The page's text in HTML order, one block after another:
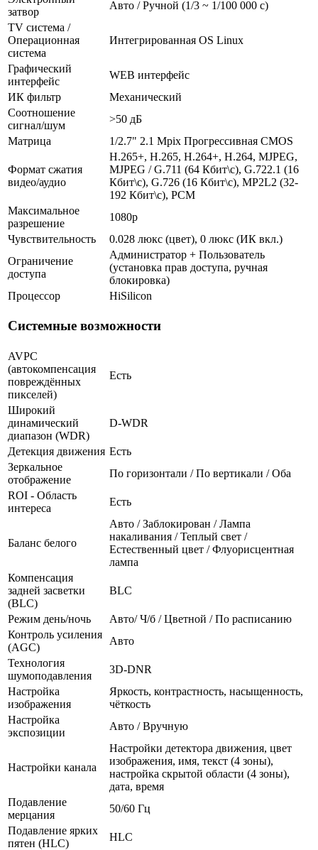
затвор
Авто / Ручной (1/3 ~ 1/100 000 с)
TV система /
Операционная
система
Интегрированная OS Linux
Графический
интерфейс
WEB интерфейс
ИК фильтр
Механический
Соотношение
сигнал/шум
>50 дБ
Матрица
1/2.7" 2.1 Mpix Прогрессивная CMOS
Формат сжатия
видео/аудио
H.265+, H.265, H.264+, H.264, MJPEG,
MJPEG / G.711 (64 Кбит\с), G.722.1 (16
Кбит\с), G.726 (16 Кбит\с), MP2L2 (32-
192 Кбит\с), PCM
Максимальное
разрешение
1080p
Чувствительность
0.028 люкс (цвет), 0 люкс (ИК вкл.)
Ограничение
доступа
Администратор + Пользователь
(установка прав доступа, ручная
блокировка)
Процессор
HiSilicon
Системные возможности
AVPC
(автокомпенсация
повреждённых
пикселей)
Есть
Широкий
динамический
диапазон (WDR)
D-WDR
Детекция движения Есть
Зеркальное
отображение
По горизонтали / По вертикали / Оба
ROI - Область
интереса
Есть
Баланс белого
Авто / Заблокирован / Лампа
накаливания / Теплый свет /
Естественный цвет / Флуорисцентная
лампа
Компенсация
задней засветки
(BLC)
BLC
Режим день/ночь
Авто/ Ч/б / Цветной / По расписанию
Контроль усиления
(AGC)
Авто
Технология
шумоподавления
3D-DNR
Настройка
изображения
Яркость, контрастность, насыщенность,
чёткость
Настройка
экспозиции
Авто / Вручную
Настройки канала
Настройки детектора движения, цвет
изображения, имя, текст (4 зоны),
настройка скрытой области (4 зоны),
дата, время
Подавление
мерцания
50/60 Гц
Подавление ярких
пятен (HLC)
HLC